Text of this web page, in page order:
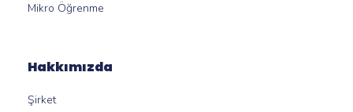
Mikro Öğrenme
Hakkımızda
Şirket